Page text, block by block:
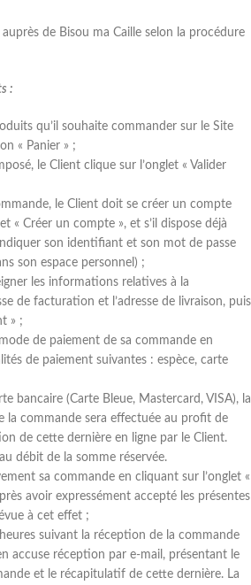
de Bisou ma Caille selon la procédure
:
qu’il souhaite commander sur le Site
« Panier » ;
le Client clique sur l’onglet « Valider
le Client doit se créer un compte
« Créer un compte », et s’il dispose déjà
son identifiant et son mot de passe
son espace personnel) ;
les informations relatives à la
de facturation et l’adresse de livraison, puis
» ;
de paiement de sa commande en
de paiement suivantes : espèce, carte
bancaire (Carte Bleue, Mastercard, VISA), la
la commande sera effectuée au profit de
de cette dernière en ligne par le Client.
débit de la somme réservée.
sa commande en cliquant sur l’onglet «
avoir expressément accepté les présentes
à cet effet ;
suivant la réception de la commande
accuse réception par e-mail, présentant le
et le récapitulatif de cette dernière. La